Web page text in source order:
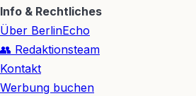
Info & Rechtliches
Über BerlinEcho
👥 Redaktionsteam
Kontakt
Werbung buchen